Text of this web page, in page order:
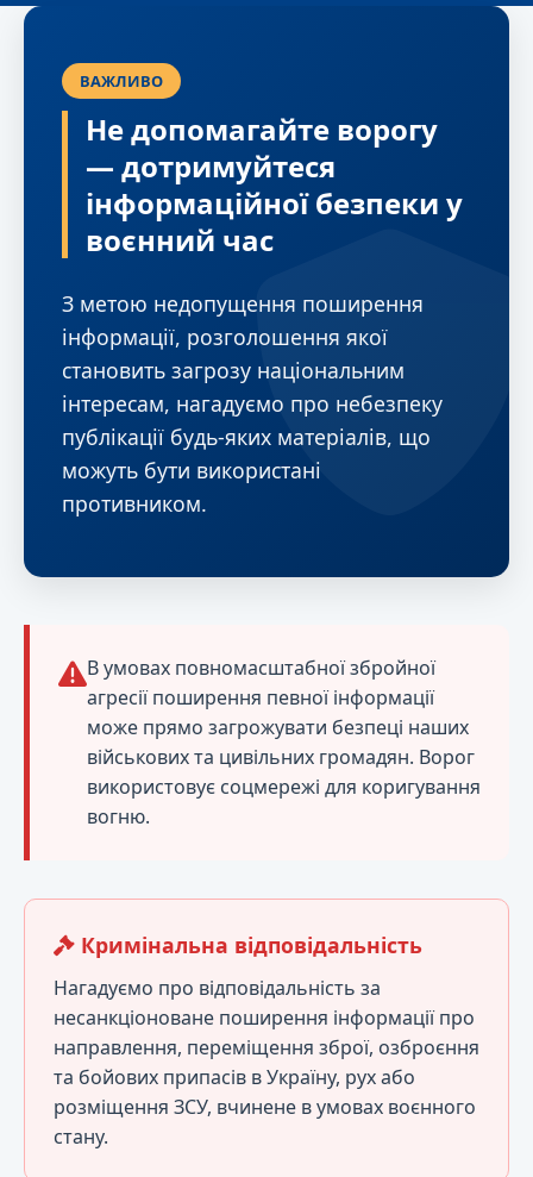
ВАЖЛИВО
Не допомагайте ворогу
— дотримуйтеся
інформаційної безпеки у
воєнний час
З метою недопущення поширення
інформації, розголошення якої
становить загрозу національним
інтересам, нагадуємо про небезпеку
публікації будь-яких матеріалів, що
можуть бути використані
противником.
В умовах повномасштабної збройної
агресії поширення певної інформації
може прямо загрожувати безпеці наших
військових та цивільних громадян. Ворог
використовує соцмережі для коригування
вогню.
Кримінальна відповідальність
Нагадуємо про відповідальність за
несанкціоноване поширення інформації про
направлення, переміщення зброї, озброєння
та бойових припасів в Україну, рух або
розміщення ЗСУ, вчинене в умовах воєнного
стану.